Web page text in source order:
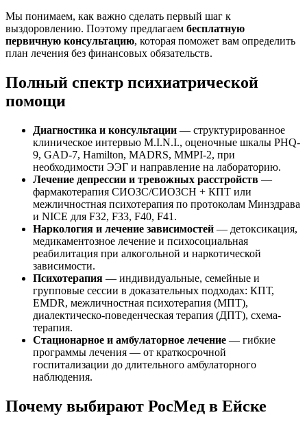
Мы понимаем, как важно сделать первый шаг к
выздоровлению. Поэтому предлагаем бесплатную
первичную консультацию, которая поможет вам определить
план лечения без финансовых обязательств.
Полный спектр психиатрической
помощи
Диагностика и консультации — структурированное
клиническое интервью M.I.N.I., оценочные шкалы PHQ-
9, GAD-7, Hamilton, MADRS, MMPI-2, при
необходимости ЭЭГ и направление на лабораторию.
Лечение депрессии и тревожных расстройств —
фармакотерапия СИОЗС/СИОЗСН + КПТ или
межличностная психотерапия по протоколам Минздрава
и NICE для F32, F33, F40, F41.
Наркология и лечение зависимостей — детоксикация,
медикаментозное лечение и психосоциальная
реабилитация при алкогольной и наркотической
зависимости.
Психотерапия — индивидуальные, семейные и
групповые сессии в доказательных подходах: КПТ,
EMDR, межличностная психотерапия (МПТ),
диалектическо-поведенческая терапия (ДПТ), схема-
терапия.
Стационарное и амбулаторное лечение — гибкие
программы лечения — от краткосрочной
госпитализации до длительного амбулаторного
наблюдения.
Почему выбирают РосМед в Ейске